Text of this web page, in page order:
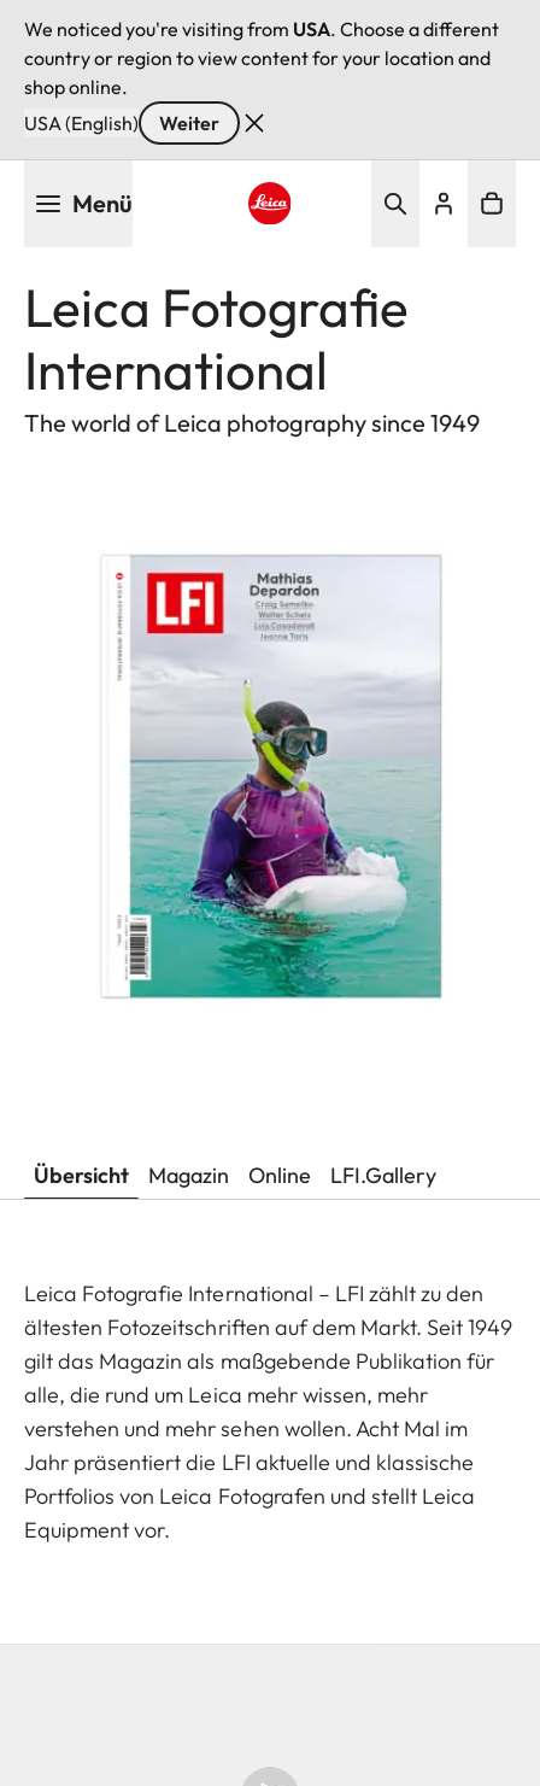
We noticed you're visiting from USA. Choose a different
country or region to view content for your location and
shop online.
USA (English)
Weiter
Menü
Leica Fotografie
International
The world of Leica photography since 1949
Übersicht Magazin Online LFI.Gallery
Leica Fotografie International – LFI zählt zu den
ältesten Fotozeitschriften auf dem Markt. Seit 1949
gilt das Magazin als maßgebende Publikation für
alle, die rund um Leica mehr wissen, mehr
verstehen und mehr sehen wollen. Acht Mal im
Jahr präsentiert die LFI aktuelle und klassische
Portfolios von Leica Fotografen und stellt Leica
Equipment vor.